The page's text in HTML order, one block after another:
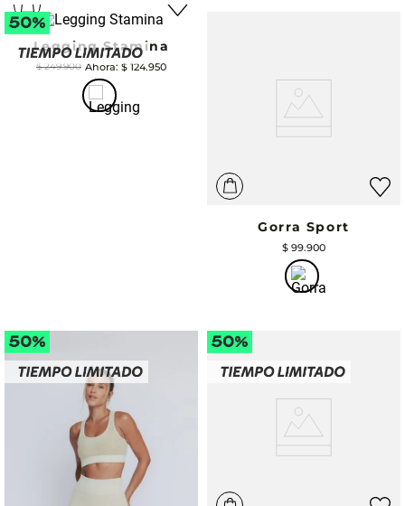
Legging Stamina
$ 249.900 $ 124.950
Gorra Sport
$ 99.900